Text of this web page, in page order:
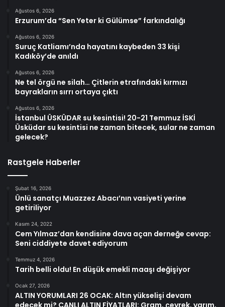
Ağustos 6, 2026
Erzurum’da “Sen Yeter ki Gülümse” farkındalığı
Ağustos 6, 2026
Suruç Katliamı’nda hayatını kaybeden 33 kişi
Kadıköy’de anıldı
Ağustos 6, 2026
Ne tel örgü ne silah… Çitlerin etrafındaki kırmızı
bayrakların sırrı ortaya çıktı
Ağustos 6, 2026
İstanbul ÜSKÜDAR su kesintisi! 20-21 Temmuz İSKİ
Üsküdar su kesintisi ne zaman bitecek, sular ne zaman
gelecek?
Rastgele Haberler
Şubat 16, 2026
Ünlü sanatçı Muazzez Abacı’nın vasiyeti yerine
getiriliyor
Kasım 24, 2022
Cem Yılmaz’dan kendisine dava açan derneğe cevap:
Seni ciddiyete davet ediyorum
Temmuz 4, 2026
Tarih belli oldu! En düşük emekli maaşı değişiyor
Ocak 27, 2026
ALTIN YORUMLARI 26 OCAK: Altın yükselişi devam
edecek mi? CANLI ALTIN FİYATLARI: Gram, çeyrek, yarım,